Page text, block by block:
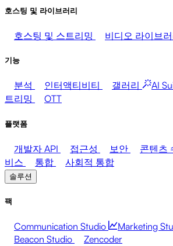
호스팅 및 라이브러리
호스팅 및 스트리밍 비디오 라이브
기능
분석 인터액티비티 갤러리 AI
트리밍
OTT
플랫폼
개발자 API 접근성 보안 콘텐츠
비스
통합 사회적 통합
솔루션
팩
Communication Studio Marketing
Beacon Studio
Zencoder